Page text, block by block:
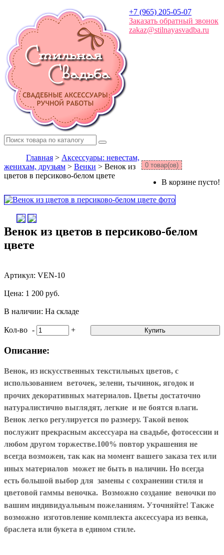
+7 (965) 205-05-07
Заказать обратный звонок
zakaz@stilnayasvadba.ru
0 товар(ов)
В корзине пусто!
Главная > Аксессуары: невестам,
женихам, друзьям > Венки > Венок из
цветов в персиково-белом цвете
Венок из цветов в персиково-белом
цвете
Артикул: VEN-10
Цена: 1 200 руб.
В наличии: На складе
Кол-во - + Купить
Описание:
Венок, из искусственных текстильных цветов, с
использованием веточек, зелени, тычинок, ягодок и
прочих декоративных материалов. Цветы достаточно
натуралистично выглядят, легкие и не боятся влаги.
Венок легко регулируется по размеру. Такой венок
послужит прекрасным аксессуара на свадьбе, фотосессии и
любом другом торжестве.100% повтор украшения не
всегда возможен, так как на момент вашего заказа тех или
иных материалов может не быть в наличии. Но всегда
есть большой выбор для замены с сохранении стиля и
цветовой гаммы веночка. Возможно создание веночки по
вашим индивидуальным пожеланиям. Уточняйте! Также
возможно изготовление комплекта аксессуара из венка,
браслета или букета в едином стиле.